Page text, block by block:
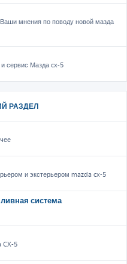
мнения по поводу новой мазда
сервис Мазда cx-5
РАЗДЕЛ
и экстерьером mazda cx-5
система
CX-5